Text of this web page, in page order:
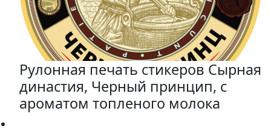
Рулонная печать стикеров Сырная
династия, Черный принцип, с
ароматом топленого молока